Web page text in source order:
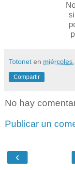
Totonet en
Compartir
No hay
Publicar un
‹